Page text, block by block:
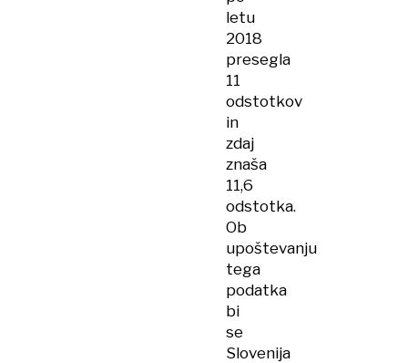
letu
2018
presegla
11
odstotkov
in
zdaj
znaša
11,6
odstotka.
Ob
upoštevanju
tega
podatka
bi
se
Slovenija